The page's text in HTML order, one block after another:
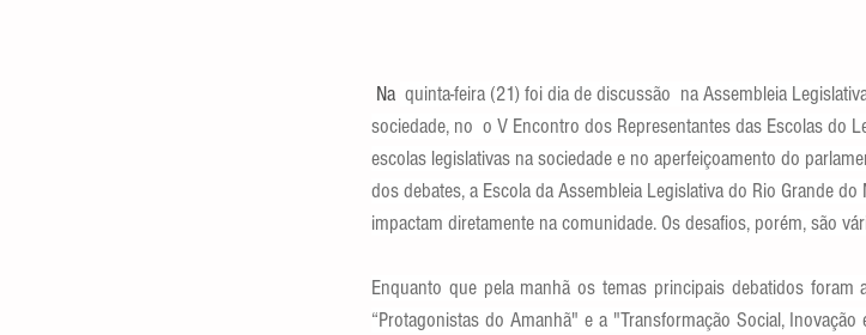
Na quinta-feira (21) foi dia de discussão  na Assembleia
sociedade, no  o V Encontro dos Representantes das Escolas do
escolas legislativas na sociedade e no aperfeiçoamento do
dos debates, a Escola da Assembleia Legislativa do Rio Grande
impactam diretamente na comunidade. Os desafios, porém, são
Enquanto que pela manhã os temas principais debatidos foram
“Protagonistas do Amanhã" e a "Transformação Social,